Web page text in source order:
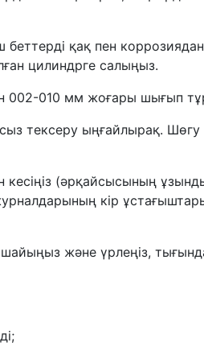
қақ пен
цилиндрге салыңыз.
002-010 мм жоғары шығып
тексеру ыңғайлырақ.
кесіңіз (әрқайсысының
кір
және үрлеңіз,